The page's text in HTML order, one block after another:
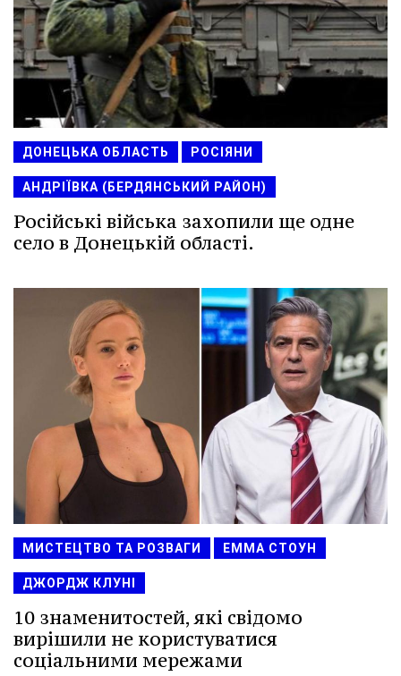
ДОНЕЦЬКА ОБЛАСТЬ РОСІЯНИ
АНДРІЇВКА (БЕРДЯНСЬКИЙ РАЙОН)
Російські війська захопили ще одне
село в Донецькій області.
МИСТЕЦТВО ТА РОЗВАГИ ЕММА СТОУН
ДЖОРДЖ КЛУНІ
10 знаменитостей, які свідомо
вирішили не користуватися
соціальними мережами